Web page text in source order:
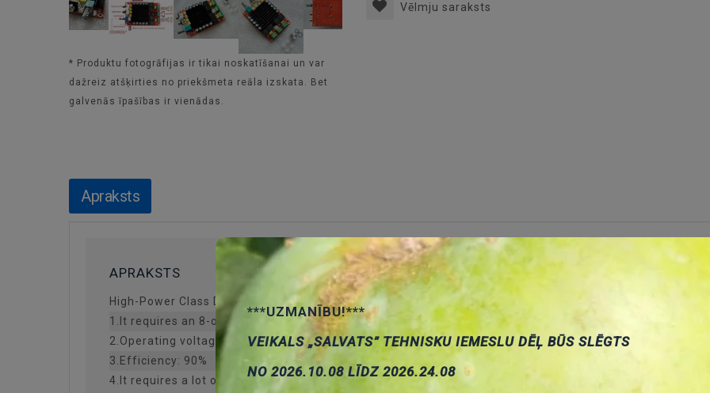
* Produktu fotogrāfijas ir tikai noskatīšanai un var
dažreiz atšķirties no priekšmeta reāla izskata. Bet
galvenās īpašības ir vienādas.
Vēlmju saraksts
Apraksts
APRAKSTS
High-Power Class D digital amplifier
1.It requires an 8-ohm speaker, input voltage 34V DC output power 100W + 100W (dual-channel).
2.Operating voltage: 15 – 34VDC (generally using the recommended voltage 24V).
3.Efficiency: 90%
4.It requires a lot of power to use recommended power supply: 24V voltage output current over 5A
***UZMANĪBU!***
VEIKALS „SALVATS” TEHNISKU IEMESLU DĒĻ BŪS SLĒGTS
NO 2026.10.08 LĪDZ 2026.24.08